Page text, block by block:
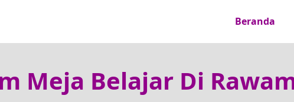
Beranda
Meja Belajar Di